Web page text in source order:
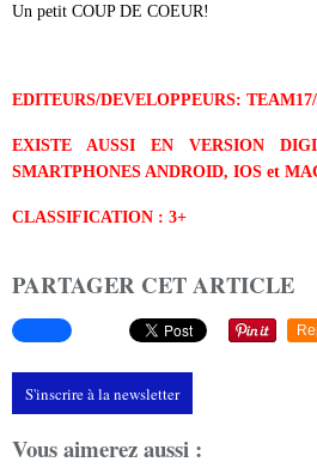
Un petit COUP DE COEUR!
EDITEURS/DEVELOPPEURS:
EXISTE AUSSI EN VERSION
SMARTPHONES ANDROID, IOS et
CLASSIFICATION : 3+
PARTAGER CET ARTICLE
S'inscrire à la newsletter
Vous aimerez aussi :